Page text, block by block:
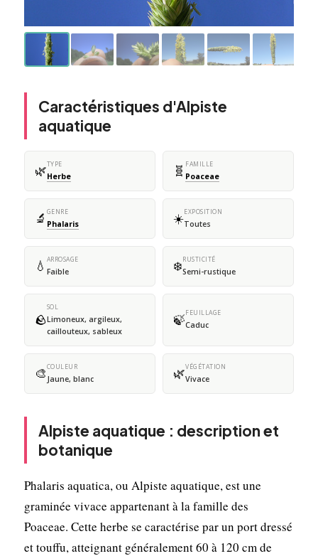
Caractéristiques d'Alpiste
aquatique
🌿TYPE
Herbe 🧬 FAMILLE
Poaceae
🔬 GENRE
Phalaris ☀️EXPOSITION
Toutes
💧 ARROSAGE
Faible ❄️RUSTICITÉ
Semi-rustique
🪨
SOL
Limoneux, argileux,
caillouteux, sableux
🍃FEUILLAGE
Caduc
🎨COULEUR
Jaune, blanc 🌿VÉGÉTATION
Vivace
Alpiste aquatique : description et
botanique
Phalaris aquatica, ou Alpiste aquatique, est une
graminée vivace appartenant à la famille des
Poaceae. Cette herbe se caractérise par un port dressé
et touffu, atteignant généralement 60 à 120 cm de